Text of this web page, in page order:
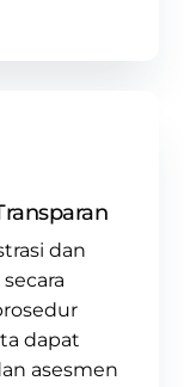
dan
dapat
asesmen